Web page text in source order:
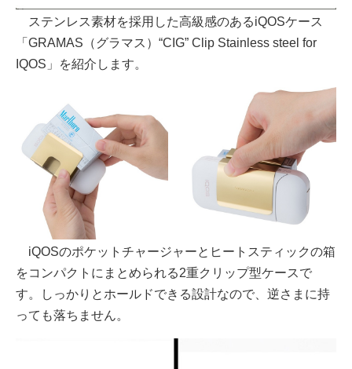
ステンレス素材を採用した高級感のあるiQOSケース
「GRAMAS（グラマス）“CIG” Clip Stainless steel for
IQOS」を紹介します。
iQOSのポケットチャージャーとヒートスティックの箱
をコンパクトにまとめられる2重クリップ型ケースで
す。しっかりとホールドできる設計なので、逆さまに持
っても落ちません。